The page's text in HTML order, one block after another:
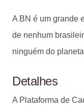
A BN é um grande
de nenhum
ninguém do
Detalhes
A Plataforma de